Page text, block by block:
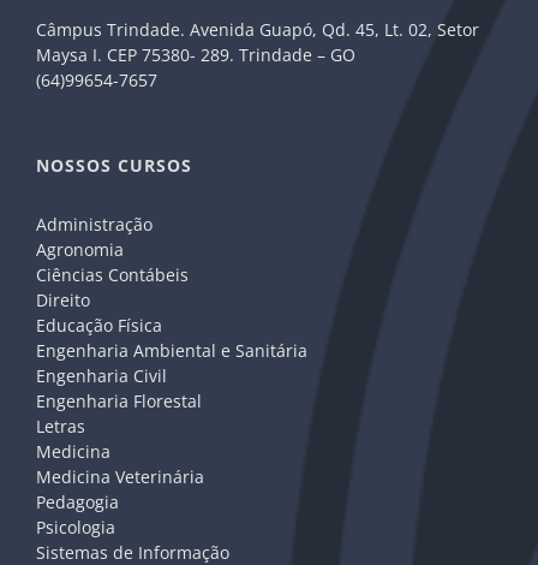
Câmpus Trindade. Avenida Guapó, Qd. 45, Lt. 02, Setor
Maysa I. CEP 75380- 289. Trindade – GO
(64)99654-7657
NOSSOS CURSOS
Administração
Agronomia
Ciências Contábeis
Direito
Educação Física
Engenharia Ambiental e Sanitária
Engenharia Civil
Engenharia Florestal
Letras
Medicina
Medicina Veterinária
Pedagogia
Psicologia
Sistemas de Informação